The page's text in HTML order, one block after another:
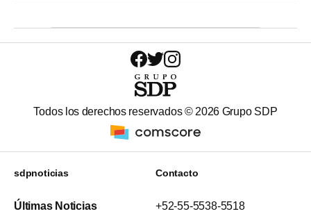
Todos los derechos reservados © 2026 Grupo SDP
sdpnoticias
Últimas Noticias
Contacto
+52-55-5538-5518